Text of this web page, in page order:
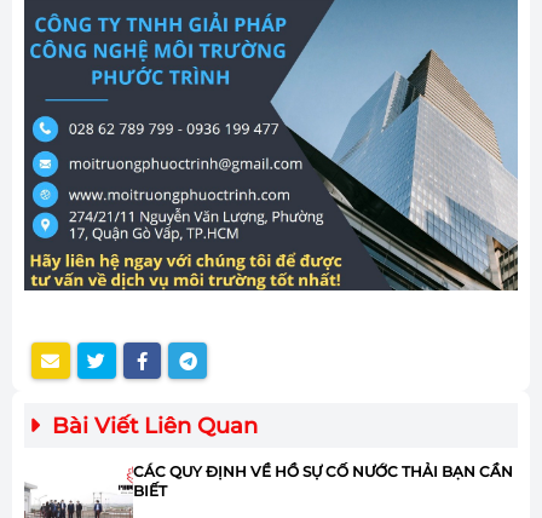
Bài Viết Liên Quan
CÁC QUY ĐỊNH VỀ HỒ SỰ CỐ NƯỚC THẢI BẠN CẦN
BIẾT